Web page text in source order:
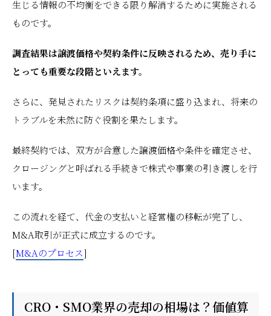
生じる情報の不均衡をできる限り解消するために実施される
ものです。
調査結果は譲渡価格や契約条件に反映されるため、売り手に
とっても重要な段階といえます。
さらに、発見されたリスクは契約条項に盛り込まれ、将来の
トラブルを未然に防ぐ役割を果たします。
最終契約では、双方が合意した譲渡価格や条件を確定させ、
クロージングと呼ばれる手続きで株式や事業の引き渡しを行
います。
この流れを経て、代金の支払いと経営権の移転が完了し、
M&A取引が正式に成立するのです。
[M&Aのプロセス]
CRO・SMO業界の売却の相場は？価値算